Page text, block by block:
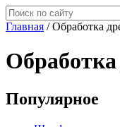
Главная /Обработка
Популярное